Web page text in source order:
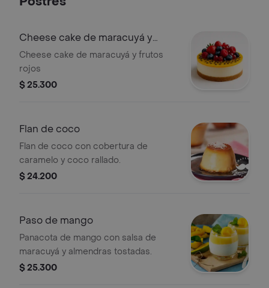
Cheese cake de maracuyá y
frutos rojos
Cheese cake de maracuyá y frutos
rojos
$ 25.300
Flan de coco
Flan de coco con cobertura de
caramelo y coco rallado.
$ 24.200
Paso de mango
Panacota de mango con salsa de
maracuyá y almendras tostadas.
$ 25.300